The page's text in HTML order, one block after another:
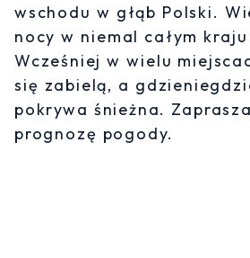
wschodu w głąb Polski.
nocy w niemal całym
Wcześniej w wielu
się zabielą, a
pokrywa śnieżna.
prognozę pogody.